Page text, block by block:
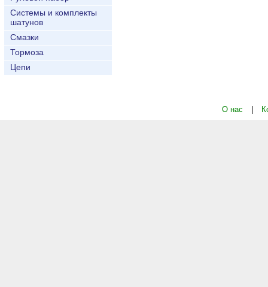
Системы и комплекты
шатунов
Смазки
Тормоза
Цепи
О нас